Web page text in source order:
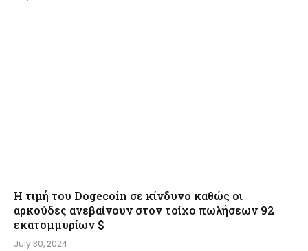
Η τιμή του Dogecoin σε κίνδυνο καθώς οι
αρκούδες ανεβαίνουν στον τοίχο πωλήσεων 92
εκατομμυρίων $
July 30, 2024